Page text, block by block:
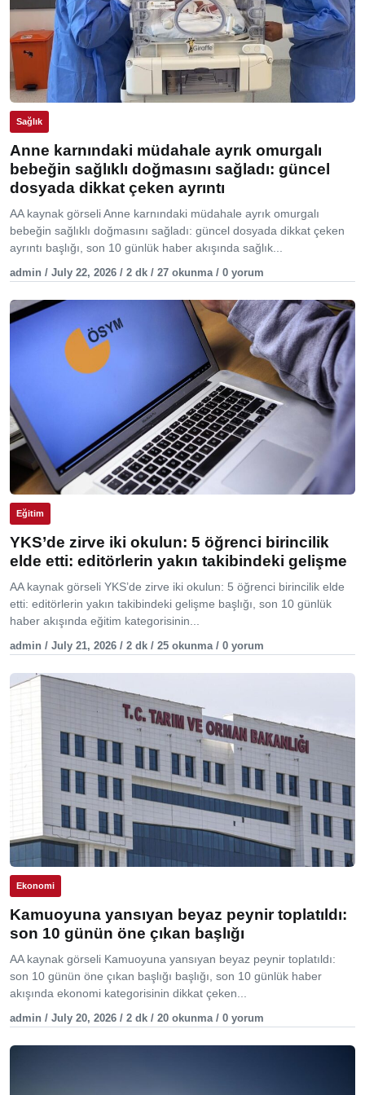
Sağlık
Anne karnındaki müdahale ayrık omurgalı
bebeğin sağlıklı doğmasını sağladı: güncel
dosyada dikkat çeken ayrıntı
AA kaynak görseli Anne karnındaki müdahale ayrık omurgalı
bebeğin sağlıklı doğmasını sağladı: güncel dosyada dikkat çeken
ayrıntı başlığı, son 10 günlük haber akışında sağlık...
admin / July 22, 2026 / 2 dk / 27 okunma / 0 yorum
Eğitim
YKS’de zirve iki okulun: 5 öğrenci birincilik
elde etti: editörlerin yakın takibindeki gelişme
AA kaynak görseli YKS’de zirve iki okulun: 5 öğrenci birincilik elde
etti: editörlerin yakın takibindeki gelişme başlığı, son 10 günlük
haber akışında eğitim kategorisinin...
admin / July 21, 2026 / 2 dk / 25 okunma / 0 yorum
Ekonomi
Kamuoyuna yansıyan beyaz peynir toplatıldı:
son 10 günün öne çıkan başlığı
AA kaynak görseli Kamuoyuna yansıyan beyaz peynir toplatıldı:
son 10 günün öne çıkan başlığı başlığı, son 10 günlük haber
akışında ekonomi kategorisinin dikkat çeken...
admin / July 20, 2026 / 2 dk / 20 okunma / 0 yorum